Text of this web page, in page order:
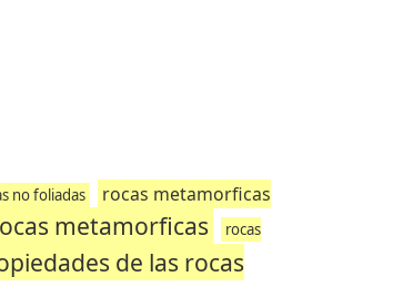
no foliadas
rocas metamorficas
metamorficas
rocas
de las rocas